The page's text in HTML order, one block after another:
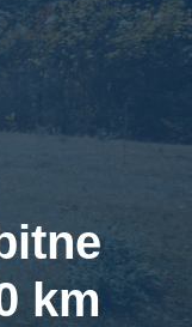
km